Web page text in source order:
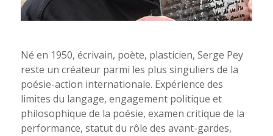
Né en 1950, écrivain, poète, plasticien, Serge Pey
reste un créateur parmi les plus singuliers de la
poésie-action internationale. Expérience des
limites du langage, engagement politique et
philosophique de la poésie, examen critique de la
performance, statut du rôle des avant-gardes,